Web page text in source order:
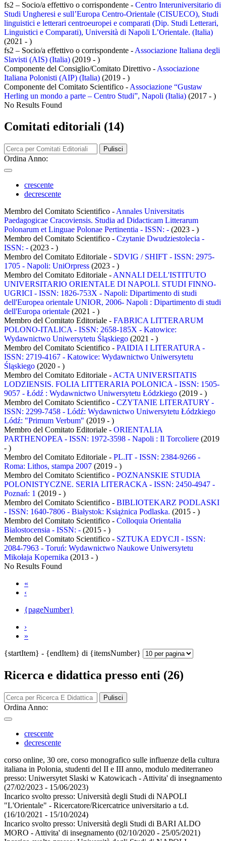
fs2 – Socio/a effettivo o corrispondente - Centro Interuniversitario di
Studi Ungheresi e sull’Europa Centro-Orientale (CISUECO), Studi
linguistici e letterari centroeuropei e comparati (Dip. Studi Letterari,
Linguistici e Comparati), Università di Napoli L’Orientale. (Italia)
(2021 - )
fs2 – Socio/a effettivo o corrispondente - Associazione Italiana degli
Slavisti (AIS) (Italia) (2019 - )
Componente del Consiglio/Comitato Direttivo - Associazione
Italiana Polonisti (AIP) (Italia) (2019 - )
Componente del Comitato Scientifico - Associazione “Gustaw
Herling un mondo a parte – Centro Studi”, Napoli (Italia) (2017 - )
No Results Found
Comitati editoriali (14)
Pulisci
Ordina Anno:
crescente
decrescente
Membro del Comitato Scientifico - Annales Universitatis
Paedagogicae Cracoviensis. Studia ad Didacticam Litterarum
Polonarum et Linguae Polonae Pertinentia - ISSN: - (2023 - )
Membro del Comitato Scientifico - Czytanie Dwudziestolecia -
ISSN: - (2023 - )
Membro del Comitato Editoriale - SDVIG / SHIFT - ISSN: 2975-
1705 - Napoli: UniOrpress (2023 - )
Membro del Comitato Editoriale - ANNALI DELL'ISTITUTO
UNIVERSITARIO ORIENTALE DI NAPOLI. STUDI FINNO-
UGRICI - ISSN: 1826-753X - Napoli: Dipartimento di studi
dell'Europea orientale UNIOR, 2006- Napoli : Dipartimento di studi
dell'Europa orientale (2021 - )
Membro del Comitato Editoriale - FABRICA LITTERARUM
POLONO-ITALICA - ISSN: 2658-185X - Katowice:
Wydawnictwo Uniwersytetu Śląskiego (2021 - )
Membro del Comitato Scientifico - PAIDIA I LITERATURA -
ISSN: 2719-4167 - Katowice: Wydawnictwo Uniwersytetu
Śląskiego (2020 - )
Membro del Comitato Editoriale - ACTA UNIVERSITATIS
LODZIENSIS. FOLIA LITTERARIA POLONICA - ISSN: 1505-
9057 - Łódź : Wydawnictwo Uniwersytetu Łódzkiego (2019 - )
Membro del Comitato Scientifico - CZYTANIE LITERATURY -
ISSN: 2299-7458 - Lódź: Wydawnictwo Uniwersytetu Łódzkiego
Lódź: "Primum Verbum" (2019 - )
Membro del Comitato Editoriale - ORIENTALIA
PARTHENOPEA - ISSN: 1972-3598 - Napoli : Il Torcoliere (2019
- )
Membro del Comitato Editoriale - PL.IT - ISSN: 2384-9266 -
Roma: Lithos, stampa 2007 (2019 - )
Membro del Comitato Scientifico - POZNANSKIE STUDIA
POLONISTYCZNE. SERIA LITERACKA - ISSN: 2450-4947 -
Poznań: 1 (2019 - )
Membro del Comitato Scientifico - BIBLIOTEKARZ PODLASKI
- ISSN: 1640-7806 - Białystok: Książnica Podlaska. (2015 - )
Membro del Comitato Scientifico - Colloquia Orientalia
Bialostocensia - ISSN: - (2015 - )
Membro del Comitato Scientifico - SZTUKA EDYCJI - ISSN:
2084-7963 - Toruń: Wydawnictwo Naukowe Uniwersytetu
Mikołaja Kopernika (2013 - )
No Results Found
«
‹
{pageNumber}
›
»
{startItem} - {endItem} di {itemsNumber}
Ricerca e didattica presso enti (26)
Pulisci
Ordina Anno:
crescente
decrescente
corso online, 30 ore, corso monografico sulle influenze della cultura
italiana in Polonia, studenti del II e III anno, modulo mediterraneo
presso: Uniwersytet Slaski w Katowicach - Attivita' di insegnamento
(27/02/2023 - 15/06/2023)
Incarico svolto presso: Università degli Studi di NAPOLI
"L'Orientale" - Ricercatore/Ricercatrice universitario a t.d.
(16/10/2021 - 15/10/2024)
Incarico svolto presso: Università degli Studi di BARI ALDO
MORO - Attivita' di insegnamento (02/10/2020 - 25/05/2021)